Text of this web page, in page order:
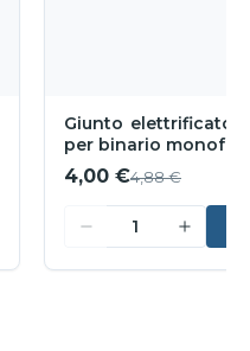
Giunto elettrificato
per binario
4,00 €4,88 €